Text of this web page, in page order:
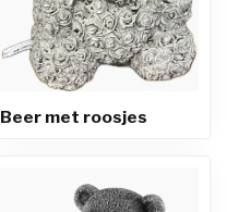
Beer met roosjes